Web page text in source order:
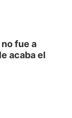
fue a
acaba el